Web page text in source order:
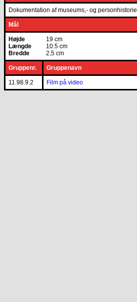
Dokumentation af museums,- og personhistorie
Mål
Højde
19 cm
Længde
10.5 cm
Bredde
2,5 cm
Gruppenr. Gruppenavn
11.98.9.2 Film på video